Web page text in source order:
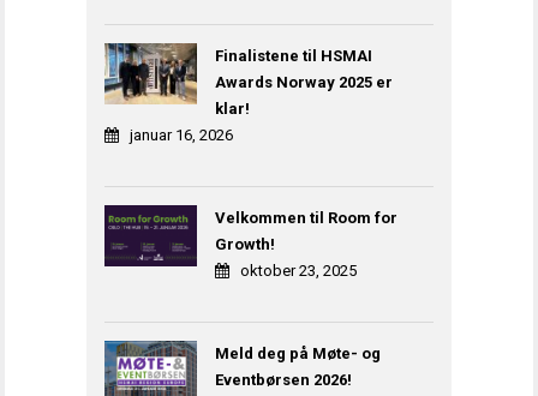
Finalistene til HSMAI
Awards Norway 2025 er
klar!
januar 16, 2026
Velkommen til Room for
Growth!
oktober 23, 2025
Meld deg på Møte- og
Eventbørsen 2026!